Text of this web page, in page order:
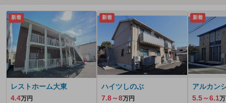
新着
レストホーム大東
4.4万円
新着
ハイツしのぶ
7.8～8万円
新着
アルカン
5.5～6.1